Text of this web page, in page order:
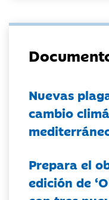
Nuevas
cambio
Prepara el
edición de